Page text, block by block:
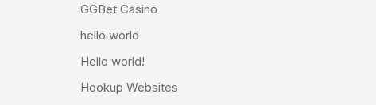
GGBet Casino
hello world
Hello world!
Hookup Websites